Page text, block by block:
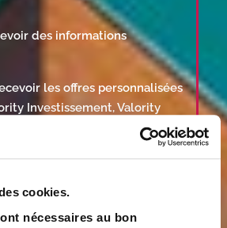
cookies.
nécessaires au bon
des informations
les offres personnalisées
Investissement, Valority
Développement et